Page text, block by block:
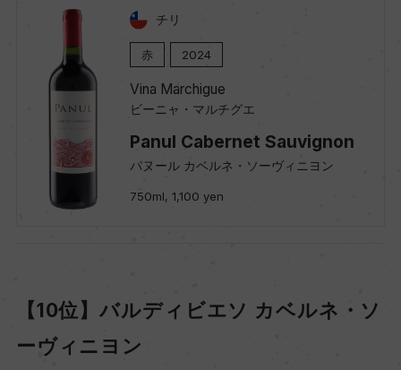
チリ
赤 2024
Vina Marchigue
ビーニャ・マルチグエ
Panul Cabernet Sauvignon
パヌール カベルネ・ソーヴィニヨン
750ml, 1,100 yen
【10位】バルディビエソ カベルネ・ソ
ーヴィニヨン